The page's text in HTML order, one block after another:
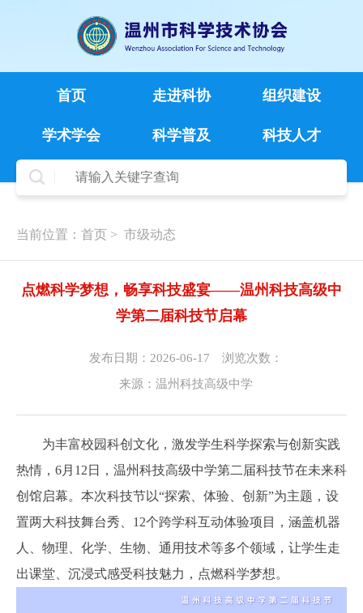
首页 走进科协 组织建设
学术学会 科学普及 科技人才
当前位置： 首页> 市级动态
点燃科学梦想，畅享科技盛宴——温州科技高级中
学第二届科技节启幕
发布日期：2026-06-17
浏览次数：
来源：温州科技高级中学
为丰富校园科创文化，激发学生科学探索与创新实践
热情，6月12日，温州科技高级中学第二届科技节在未来科
创馆启幕。本次科技节以“探索、体验、创新”为主题，设
置两大科技舞台秀、12个跨学科互动体验项目，涵盖机器
人、物理、化学、生物、通用技术等多个领域，让学生走
出课堂、沉浸式感受科技魅力，点燃科学梦想。